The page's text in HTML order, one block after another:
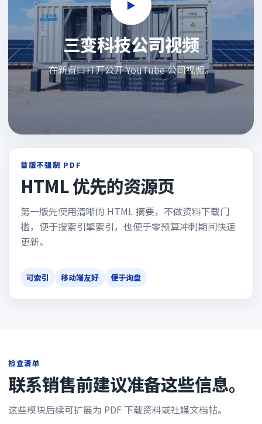
▶
三变科技公司视频
在新窗口打开公开 YouTube 公司视频。
首版不强制 PDF
HTML 优先的资源页
第一版先使用清晰的 HTML 摘要，不做资料下载门
槛，便于搜索引擎索引，也便于零预算冲刺期间快速
更新。
可索引 移动端友好 便于询盘
检查清单
联系销售前建议准备这些信息。
这些模块后续可扩展为 PDF 下载资料或社媒文档帖。